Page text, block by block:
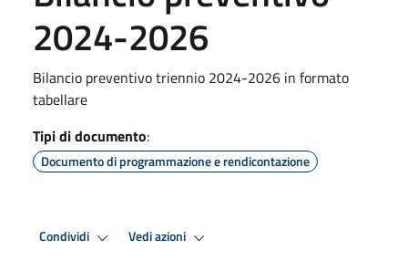
2024-2026
Bilancio preventivo triennio 2024-2026 in formato
tabellare
Tipi di documento:
Documento di programmazione e rendicontazione
Condividi Vedi azioni